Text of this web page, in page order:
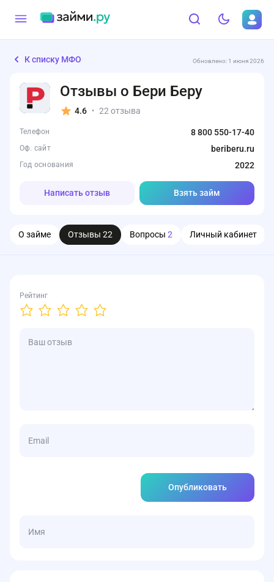
К списку МФО Обновлено: 1 июня 2026
Отзывы о Бери Беру
4.6 • 22 отзыва
Телефон 8 800 550-17-40
Оф. сайт beriberu.ru
Год основания 2022
Написать отзыв Взять займ
О займе Отзывы 22 Вопросы 2 Личный кабинет